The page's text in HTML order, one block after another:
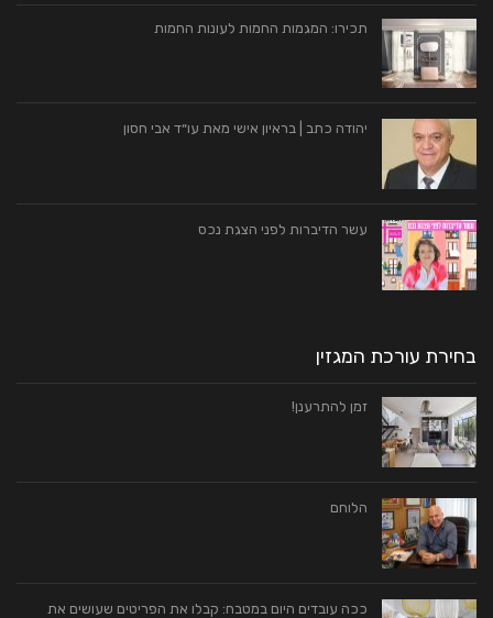
תכירו: המגמות החמות לעונות החמות
יהודה כתב | בראיון אישי מאת עו״ד אבי חסון
עשר הדיברות לפני הצגת נכס
בחירת עורכת המגזין
זמן להתרענן!
הלוחם
ככה עובדים היום במטבח: קבלו את הפריטים שעושים את